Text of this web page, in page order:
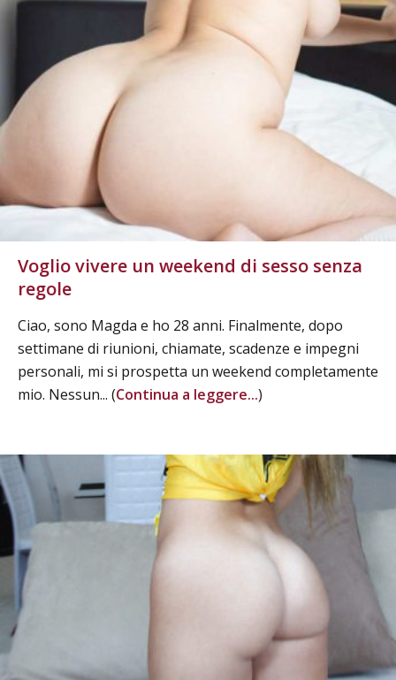
Voglio vivere un weekend di sesso senza
regole
Ciao, sono Magda e ho 28 anni. Finalmente, dopo
settimane di riunioni, chiamate, scadenze e impegni
personali, mi si prospetta un weekend completamente
mio. Nessun... (Continua a leggere...)